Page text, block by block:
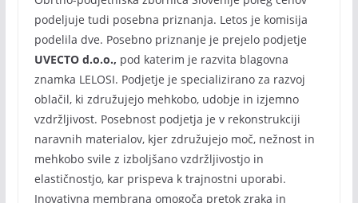
podeljuje tudi posebna priznanja. Letos je komisija
podelila dve. Posebno priznanje je prejelo podjetje
UVECTO d.o.o., pod katerim je razvita blagovna
znamka LELOSI. Podjetje je specializirano za razvoj
oblačil, ki združujejo mehkobo, udobje in izjemno
vzdržljivost. Posebnost podjetja je v rekonstrukciji
naravnih materialov, kjer združujejo moč, nežnost in
mehkobo svile z izboljšano vzdržljivostjo in
elastičnostjo, kar prispeva k trajnostni uporabi.
Inovativna membrana omogoča pretok zraka in